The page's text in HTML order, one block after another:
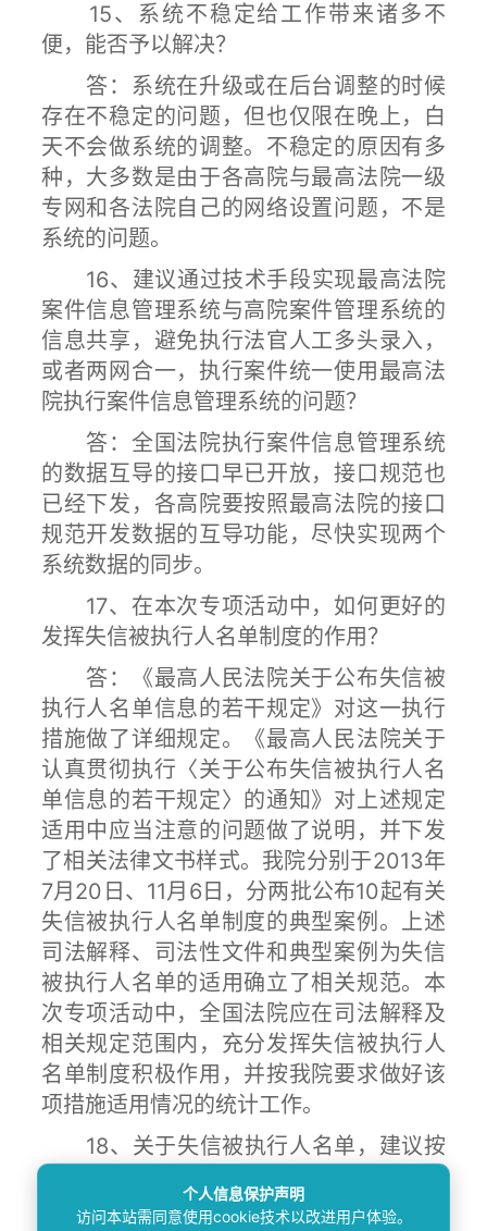
15、系统不稳定给工作带来诸多不
便，能否予以解决？
答：系统在升级或在后台调整的时候
存在不稳定的问题，但也仅限在晚上，白
天不会做系统的调整。不稳定的原因有多
种，大多数是由于各高院与最高法院一级
专网和各法院自己的网络设置问题，不是
系统的问题。
16、建议通过技术手段实现最高法院
案件信息管理系统与高院案件管理系统的
信息共享，避免执行法官人工多头录入，
或者两网合一，执行案件统一使用最高法
院执行案件信息管理系统的问题？
答：全国法院执行案件信息管理系统
的数据互导的接口早已开放，接口规范也
已经下发，各高院要按照最高法院的接口
规范开发数据的互导功能，尽快实现两个
系统数据的同步。
17、在本次专项活动中，如何更好的
发挥失信被执行人名单制度的作用？
答：《最高人民法院关于公布失信被
执行人名单信息的若干规定》对这一执行
措施做了详细规定。《最高人民法院关于
认真贯彻执行〈关于公布失信被执行人名
单信息的若干规定〉的通知》对上述规定
适用中应当注意的问题做了说明，并下发
了相关法律文书样式。我院分别于2013年
7月20日、11月6日，分两批公布10起有关
失信被执行人名单制度的典型案例。上述
司法解释、司法性文件和典型案例为失信
被执行人名单的适用确立了相关规范。本
次专项活动中，全国法院应在司法解释及
相关规定范围内，充分发挥失信被执行人
名单制度积极作用，并按我院要求做好该
项措施适用情况的统计工作。
18、关于失信被执行人名单，建议按
地法院做“减法”。将被执行人查询窗口与
个人信息保护声明
访问本站需同意使用cookie技术以改进用户体验。